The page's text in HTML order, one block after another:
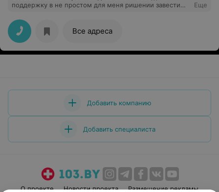
поддержку в не простом для меня ришении завести
маленьким комочком на руках, (котёнка нашла на
улице) все подсказали, показали, рассказали, помогли
обработать от паразитов! Огромное вам спасибо, я ваш
клиент на веке!
Еще
Все адреса
Добавить компанию
Добавить специалиста
О проекте Новости проекта Размещение рекламы